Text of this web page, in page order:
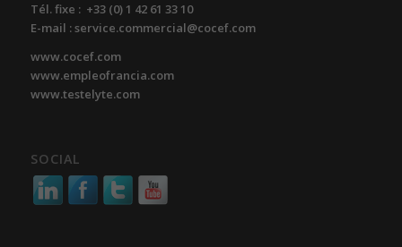
Tél. fixe : +33 (0) 1 42 61 33 10
E-mail : service.commercial@cocef.com
www.cocef.com
www.empleofrancia.com
www.testelyte.com
SOCIAL